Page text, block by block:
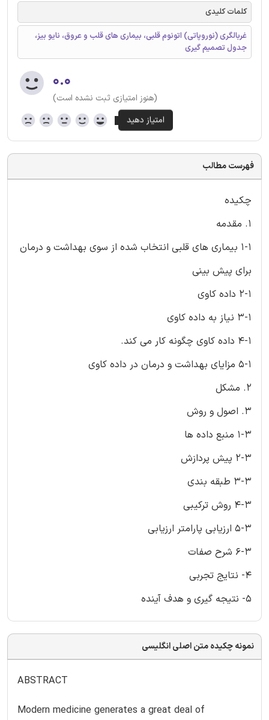
کلمات کلیدی
غربالگری (نوروپاتی) اتونوم قلبی، بیماری های قلب و عروق، نایو بیز،
جدول تصمیم گیری
۰.۰
(هنوز امتیازی ثبت نشده است)
فهرست مطالب
چکیده
1. مقدمه
1-1 بیماری های قلبی انتخاب شده از سوی بهداشت و درمان
برای پیش بینی
2-1 داده کاوی
3-1 نیاز به داده کاوی
4-1 داده کاوی چگونه کار می کند.
5-1 مزایای بهداشت و درمان در داده کاوی
2. مشکل
3. اصول و روش
1-3 منبع داده ها
2-3 پیش پردازش
3-3 طبقه بندی
4-3 روش ترکیبی
5-3 ارزیابی پارامتر ارزیابی
6-3 شرح صفات
4- نتایج تجربی
5- نتیجه گیری و هدف آینده
نمونه چکیده متن اصلی انگلیسی
ABSTRACT
Modern medicine generates a great deal of